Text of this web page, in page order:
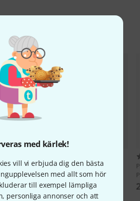
med kärlek!
vill vi erbjuda dig den bästa
med allt som hör
till exempel lämpliga
personliga annonser och att
alternativ
PisoniDCL-20 Deluxe Clarinet
Pad 9,5
22 kr